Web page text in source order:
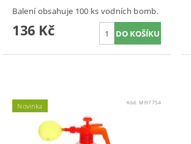
Balení obsahuje 100 ks vodních bomb.
136 Kč
Novinka Kód:MI97754